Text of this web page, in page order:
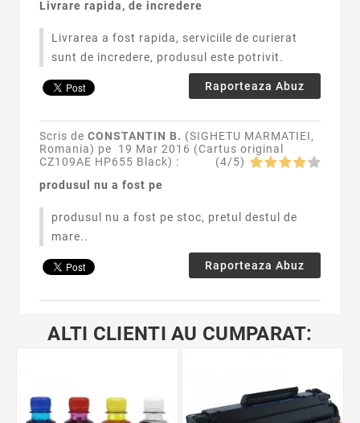
Livrare rapida, de incredere
Livrarea a fost rapida, serviciile de curierat
sunt de incredere, produsul este potrivit.
Raporteaza Abuz
Scris de CONSTANTIN B. (SIGHETU MARMATIEI,
Romania) pe 19 Mar 2016 (Cartus original
CZ109AE HP655 Black) : (4/5)
produsul nu a fost pe
produsul nu a fost pe stoc, pretul destul de
mare..
Raporteaza Abuz
ALTI CLIENTI AU CUMPARAT: